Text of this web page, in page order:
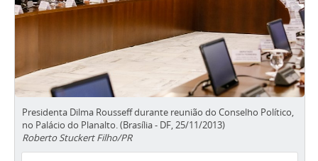
Presidenta Dilma Rousseff durante reunião do Conselho Político,
no Palácio do Planalto. (Brasília - DF, 25/11/2013)
Roberto Stuckert Filho/PR